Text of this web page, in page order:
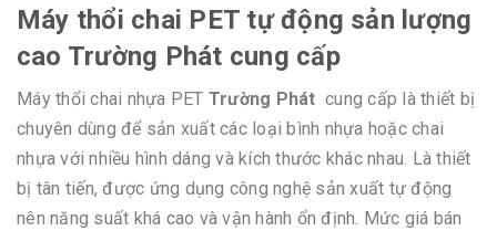
Máy thổi chai PET tự động sản lượng
cao Trường Phát cung cấp
Máy thổi chai nhựa PET Trường Phát cung cấp là thiết bị
chuyên dùng để sản xuất các loại bình nhựa hoặc chai
nhựa với nhiều hình dáng và kích thước khác nhau. Là thiết
bị tân tiến, được ứng dụng công nghệ sản xuất tự động
nên năng suất khá cao và vận hành ổn định. Mức giá bán